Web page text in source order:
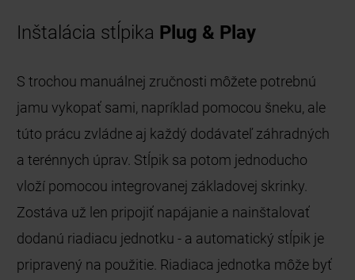
Inštalácia stĺpika Plug & Play
S trochou manuálnej zručnosti môžete potrebnú
jamu vykopať sami, napríklad pomocou šneku, ale
túto prácu zvládne aj každý dodávateľ záhradných
a terénnych úprav. Stĺpik sa potom jednoducho
vloží pomocou integrovanej základovej skrinky.
Zostáva už len pripojiť napájanie a nainštalovať
dodanú riadiacu jednotku - a automatický stĺpik je
pripravený na použitie. Riadiaca jednotka môže byť